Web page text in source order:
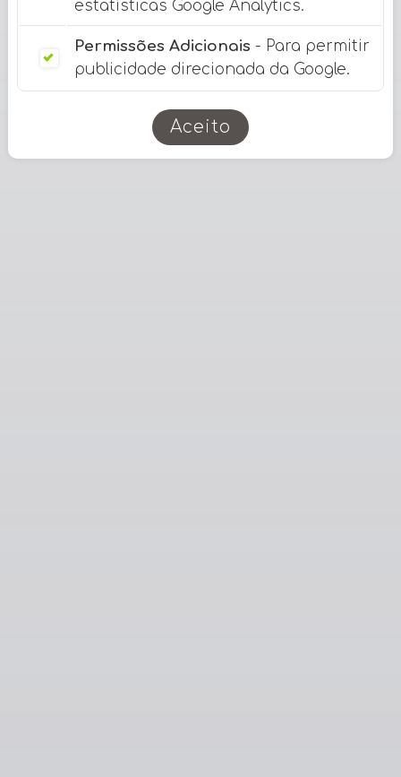
estatísticas Google Analytics.
Permissões Adicionais - Para permitir
publicidade direcionada da Google.
Aceito